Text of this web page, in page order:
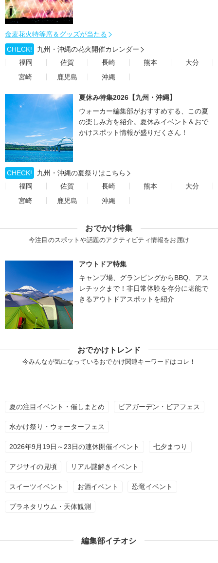
金麦花火特等席＆グッズが当たる
CHECK!
九州・沖縄の花火開催カレンダー
福岡
佐賀 長崎 熊本
大分
宮崎
鹿児島 沖縄
夏休み特集2026【九州・沖縄】
ウォーカー編集部がおすすめする、この夏
の楽しみ方を紹介。夏休みイベント＆おで
かけスポット情報が盛りだくさん！
CHECK!
九州・沖縄の夏祭りはこちら
福岡
佐賀 長崎 熊本
大分
宮崎
鹿児島 沖縄
おでかけ特集
今注目のスポットや話題のアクティビティ情報をお届け
アウトドア特集
キャンプ場、グランピングからBBQ、アス
レチックまで！非日常体験を存分に堪能で
きるアウトドアスポットを紹介
おでかけトレンド
今みんなが気になっているおでかけ関連キーワードはコレ！
夏の注目イベント・催しまとめ ビアガーデン・ビアフェス
水かけ祭り・ウォーターフェス
2026年9月19日～23日の連休開催イベント 七夕まつり
アジサイの見頃 リアル謎解きイベント
スイーツイベント お酒イベント 恐竜イベント
プラネタリウム・天体観測
編集部イチオシ